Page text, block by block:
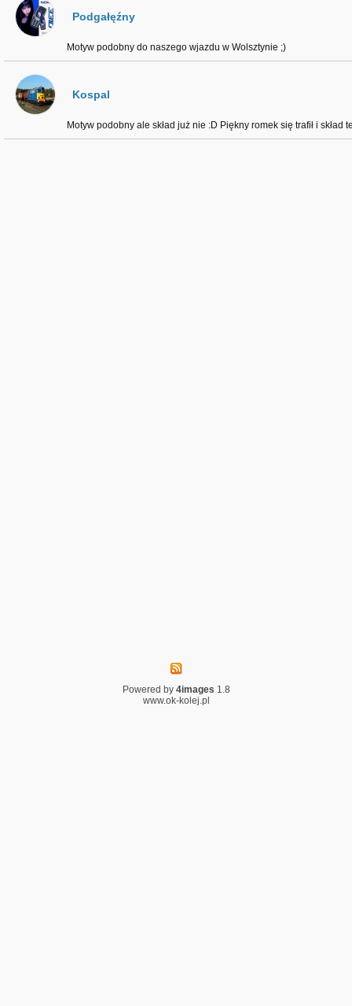
Podgałęźny
Motyw podobny do naszego wjazdu w Wolsztynie ;)
Kospal
Motyw podobny ale skład już nie :D Piękny romek się trafił i skład
Powered by 4images 1.8
www.ok-kolej.pl